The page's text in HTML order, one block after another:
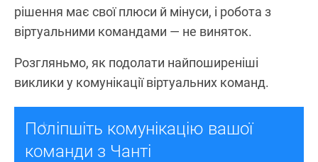
рішення має свої плюси й мінуси, і робота з
віртуальними командами — не виняток.
Розгляньмо, як подолати найпоширеніші
виклики у комунікації віртуальних команд.
Поліпшіть комунікацію вашої
команди з Чанті